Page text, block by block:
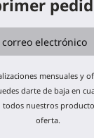
mensuales y
darte de baja en
todos nuestros
oferta.